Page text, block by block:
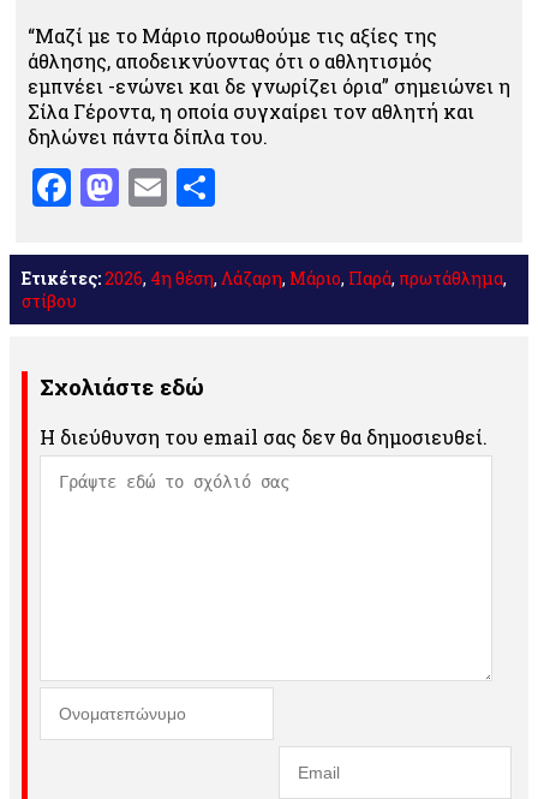
“Μαζί με το Μάριο προωθούμε τις αξίες της
άθλησης, αποδεικνύοντας ότι ο αθλητισμός
εμπνέει -ενώνει και δε γνωρίζει όρια” σημειώνει η
Σίλα Γέροντα, η οποία συγχαίρει τον αθλητή και
δηλώνει πάντα δίπλα του.
Facebook
Mastodon
Email
Ετικέτες:2026, 4η θέση, Λάζαρη, Μάριο, Παρά, πρωτάθλημα,
στίβου
Σχολιάστε εδώ
Η διεύθυνση του email σας δεν θα δημοσιευθεί.